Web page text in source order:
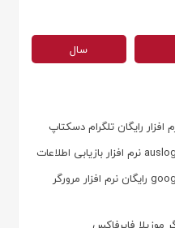
سال
دانلود google chrome 145.0.7632.117 رایگان نرم افزار مرورگر